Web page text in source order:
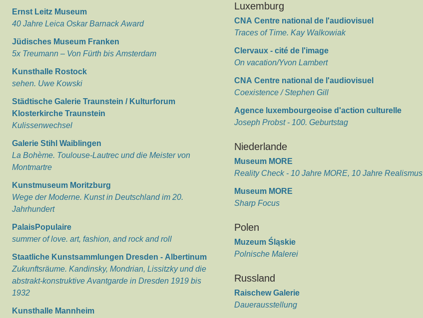
Ernst Leitz Museum
40 Jahre Leica Oskar Barnack Award
Jüdisches Museum Franken
5x Treumann – Von Fürth bis Amsterdam
Kunsthalle Rostock
sehen. Uwe Kowski
Städtische Galerie Traunstein / Kulturforum
Klosterkirche Traunstein
Kulissenwechsel
Galerie Stihl Waiblingen
La Bohème. Toulouse-Lautrec und die Meister von
Montmartre
Kunstmuseum Moritzburg
Wege der Moderne. Kunst in Deutschland im 20.
Jahrhundert
PalaisPopulaire
summer of love. art, fashion, and rock and roll
Staatliche Kunstsammlungen Dresden - Albertinum
Zukunftsräume. Kandinsky, Mondrian, Lissitzky und die
abstrakt-konstruktive Avantgarde in Dresden 1919 bis
1932
Kunsthalle Mannheim
Luxemburg
CNA Centre national de l'audiovisuel
Traces of Time. Kay Walkowiak
Clervaux - cité de l'image
On vacation/Yvon Lambert
CNA Centre national de l'audiovisuel
Coexistence / Stephen Gill
Agence luxembourgeoise d'action culturelle
Joseph Probst - 100. Geburtstag
Niederlande
Museum MORE
Reality Check - 10 Jahre MORE, 10 Jahre Realismus
Museum MORE
Sharp Focus
Polen
Muzeum Śląskie
Polnische Malerei
Russland
Raischew Galerie
Dauerausstellung